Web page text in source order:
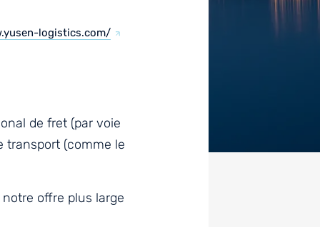
logistics.com/
de fret (par voie
transport (comme le
offre plus large